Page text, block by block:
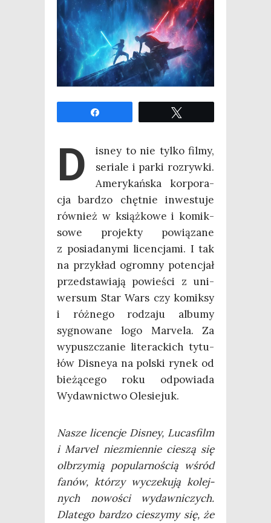
D
isney to nie tyl­ko fil­my,
seria­le i par­ki roz­ryw­ki.
Ame­ry­kań­ska kor­po­ra­
cja bar­dzo chęt­nie inwe­stu­je
rów­nież w książ­ko­we i komik­
so­we pro­jek­ty powią­za­ne
z posia­da­ny­mi licen­cja­mi. I tak
na przy­kład ogrom­ny poten­cjał
przed­sta­wia­ją powie­ści z uni­
wer­sum Star Wars czy komik­sy
i róż­ne­go rodza­ju albu­my
sygno­wa­ne logo Marve­la. Za
wypusz­cza­nie lite­rac­kich tytu­
łów Disneya na pol­ski rynek od
bie­żą­ce­go roku odpo­wia­da
Wydaw­nic­two Olesiejuk.
Nasze licen­cje Disney, Lucas­film
i Marvel nie­zmien­nie cie­szą się
olbrzy­mią popu­lar­no­ścią wśród
fanów, któ­rzy wycze­ku­ją kolej­
nych nowo­ści wydaw­ni­czych.
Dla­te­go bar­dzo cie­szy­my się, że